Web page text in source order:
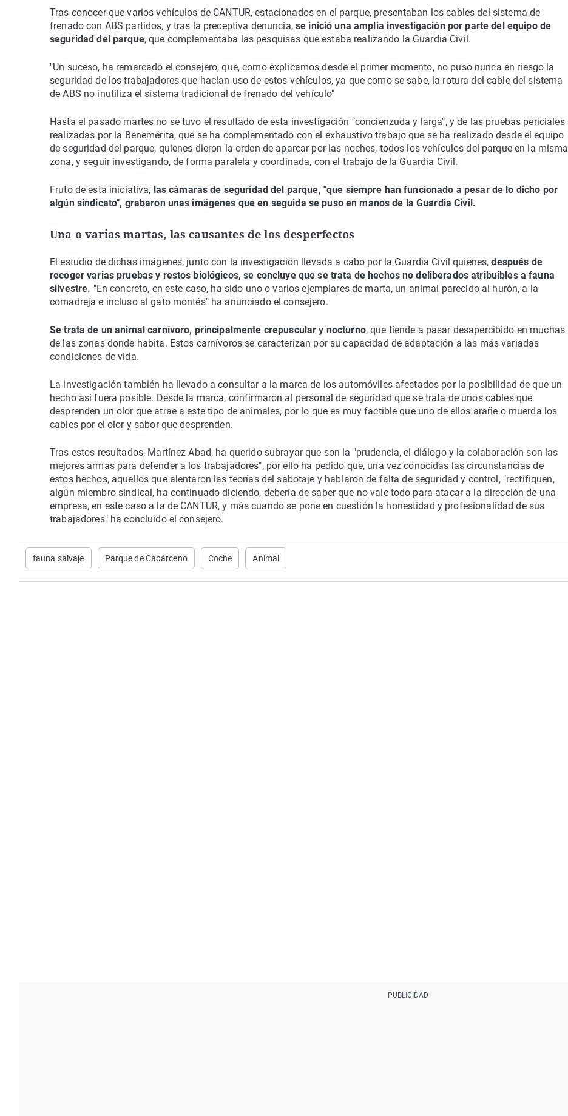
Tras conocer que varios vehículos de CANTUR, estacionados en el parque, presentaban los cables del sistema de
frenado con ABS partidos, y tras la preceptiva denuncia, se inició una amplia investigación por parte del equipo de
seguridad del parque, que complementaba las pesquisas que estaba realizando la Guardia Civil.
"Un suceso, ha remarcado el consejero, que, como explicamos desde el primer momento, no puso nunca en riesgo la
seguridad de los trabajadores que hacían uso de estos vehículos, ya que como se sabe, la rotura del cable del sistema
de ABS no inutiliza el sistema tradicional de frenado del vehículo"
Hasta el pasado martes no se tuvo el resultado de esta investigación "concienzuda y larga", y de las pruebas periciales
realizadas por la Benemérita, que se ha complementado con el exhaustivo trabajo que se ha realizado desde el equipo
de seguridad del parque, quienes dieron la orden de aparcar por las noches, todos los vehículos del parque en la misma
zona, y seguir investigando, de forma paralela y coordinada, con el trabajo de la Guardia Civil.
Fruto de esta iniciativa, las cámaras de seguridad del parque, "que siempre han funcionado a pesar de lo dicho por
algún sindicato", grabaron unas imágenes que en seguida se puso en manos de la Guardia Civil.
Una o varias martas, las causantes de los desperfectos
El estudio de dichas imágenes, junto con la investigación llevada a cabo por la Guardia Civil quienes,después de
recoger varias pruebas y restos biológicos, se concluye que se trata de hechos no deliberados atribuibles a fauna
silvestre. "En concreto, en este caso, ha sido uno o varios ejemplares de marta, un animal parecido al hurón, a la
comadreja e incluso al gato montés" ha anunciado el consejero.
Se trata de un animal carnívoro, principalmente crepuscular y nocturno, que tiende a pasar desapercibido en muchas
de las zonas donde habita. Estos carnívoros se caracterizan por su capacidad de adaptación a las más variadas
condiciones de vida.
La investigación también ha llevado a consultar a la marca de los automóviles afectados por la posibilidad de que un
hecho así fuera posible. Desde la marca, confirmaron al personal de seguridad que se trata de unos cables que
desprenden un olor que atrae a este tipo de animales, por lo que es muy factible que uno de ellos arañe o muerda los
cables por el olor y sabor que desprenden.
Tras estos resultados, Martínez Abad, ha querido subrayar que son la "prudencia, el diálogo y la colaboración son las
mejores armas para defender a los trabajadores", por ello ha pedido que, una vez conocidas las circunstancias de
estos hechos, aquellos que alentaron las teorías del sabotaje y hablaron de falta de seguridad y control, "rectifiquen,
algún miembro sindical, ha continuado diciendo, debería de saber que no vale todo para atacar a la dirección de una
empresa, en este caso a la de CANTUR, y más cuando se pone en cuestión la honestidad y profesionalidad de sus
trabajadores" ha concluido el consejero.
fauna salvaje Parque de Cabárceno Coche Animal